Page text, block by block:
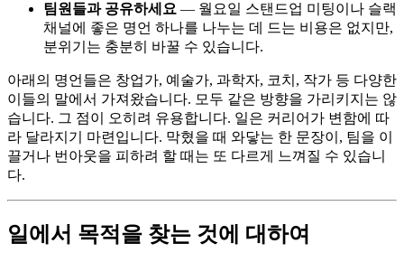
팀원들과 공유하세요 — 월요일 스탠드업 미팅이나 슬랙
채널에 좋은 명언 하나를 나누는 데 드는 비용은 없지만,
분위기는 충분히 바꿀 수 있습니다.
아래의 명언들은 창업가, 예술가, 과학자, 코치, 작가 등 다양한
이들의 말에서 가져왔습니다. 모두 같은 방향을 가리키지는 않
습니다. 그 점이 오히려 유용합니다. 일은 커리어가 변함에 따
라 달라지기 마련입니다. 막혔을 때 와닿는 한 문장이, 팀을 이
끌거나 번아웃을 피하려 할 때는 또 다르게 느껴질 수 있습니
다.
일에서 목적을 찾는 것에 대하여